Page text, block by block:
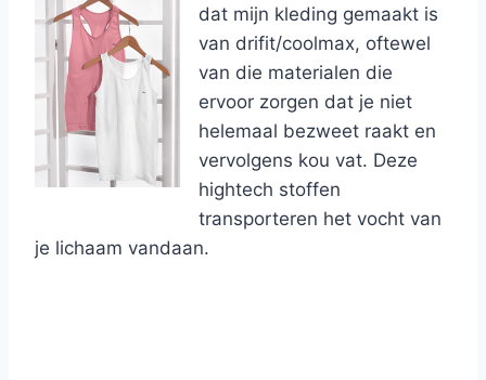
dat mijn kleding gemaakt is
van drifit/coolmax, oftewel
van die materialen die
ervoor zorgen dat je niet
helemaal bezweet raakt en
vervolgens kou vat. Deze
hightech stoffen
transporteren het vocht van
je lichaam vandaan.